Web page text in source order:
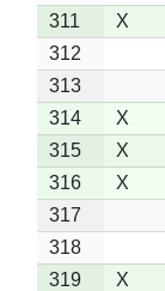
311
X
312
313
314
X
315
X
316
X
317
318
319
X